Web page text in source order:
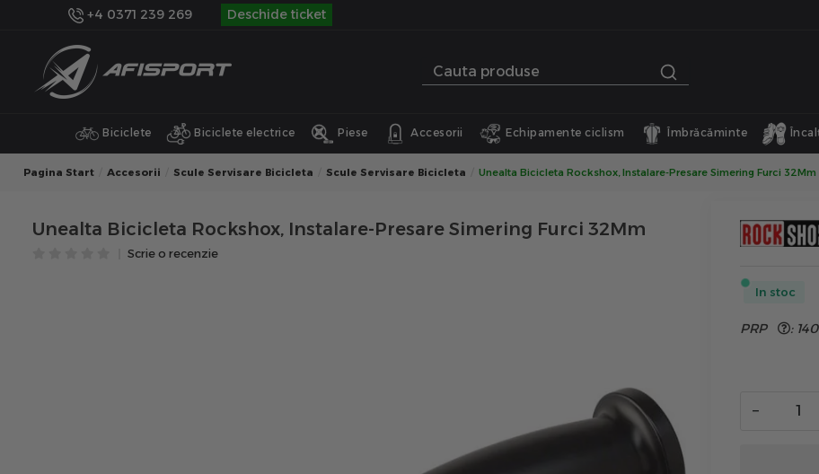
+4 0371 239 269 Deschide ticket
Biciclete Biciclete electrice Piese Accesorii Echipamente ciclism Îmbrăcăminte
Pagina Start Accesorii Scule Servisare Bicicleta Scule Servisare Bicicleta Unealta Bicicleta Rockshox, Instalare-Presare Simering Furci 32Mm
Unealta Bicicleta Rockshox, Instalare-Presare Simering Furci 32Mm
Scrie o recenzie
In stoc
PRP : 140
−